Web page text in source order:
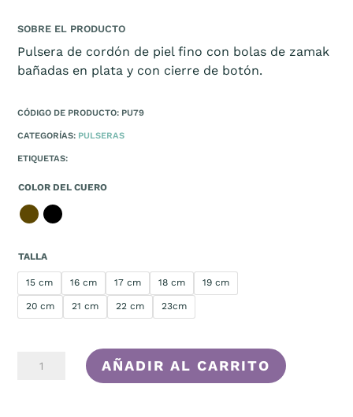
SOBRE EL PRODUCTO
Pulsera de cordón de piel fino con bolas de zamak
bañadas en plata y con cierre de botón.
CÓDIGO DE PRODUCTO: PU79
CATEGORÍAS: PULSERAS
ETIQUETAS:
COLOR DEL CUERO
TALLA
15 cm 16 cm 17 cm 18 cm 19 cm
20 cm 21 cm 22 cm 23cm
MISTERIOSA
AÑADIR AL CARRITO